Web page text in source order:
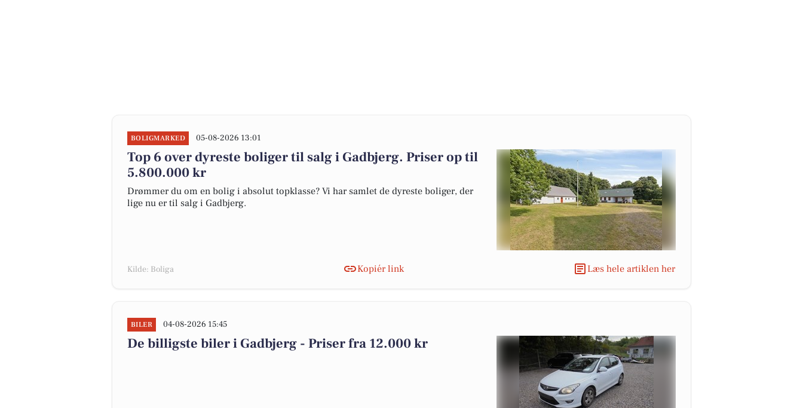
BOLIGMARKED 05-08-2026 13:01
Top 6 over dyreste boliger til salg i Gadbjerg. Priser op til
5.800.000 kr
Drømmer du om en bolig i absolut topklasse? Vi har samlet de dyreste boliger, der
lige nu er til salg i Gadbjerg.
Kilde: Boliga Kopiér link Læs hele artiklen her
BILER 04-08-2026 15:45
De billigste biler i Gadbjerg - Priser fra 12.000 kr